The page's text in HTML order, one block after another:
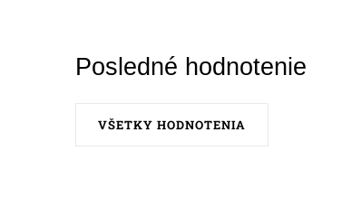
Posledné hodnotenie
VŠETKY HODNOTENIA